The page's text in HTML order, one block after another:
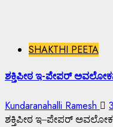
SHAKTHI PEETA
ಶಕ್ತಿಪೀಠ ಇ-ಪೇಪರ್
Kundaranahalli Ramesh
ಶಕ್ತಿಪೀಠ ಇ–ಪೇಪರ್